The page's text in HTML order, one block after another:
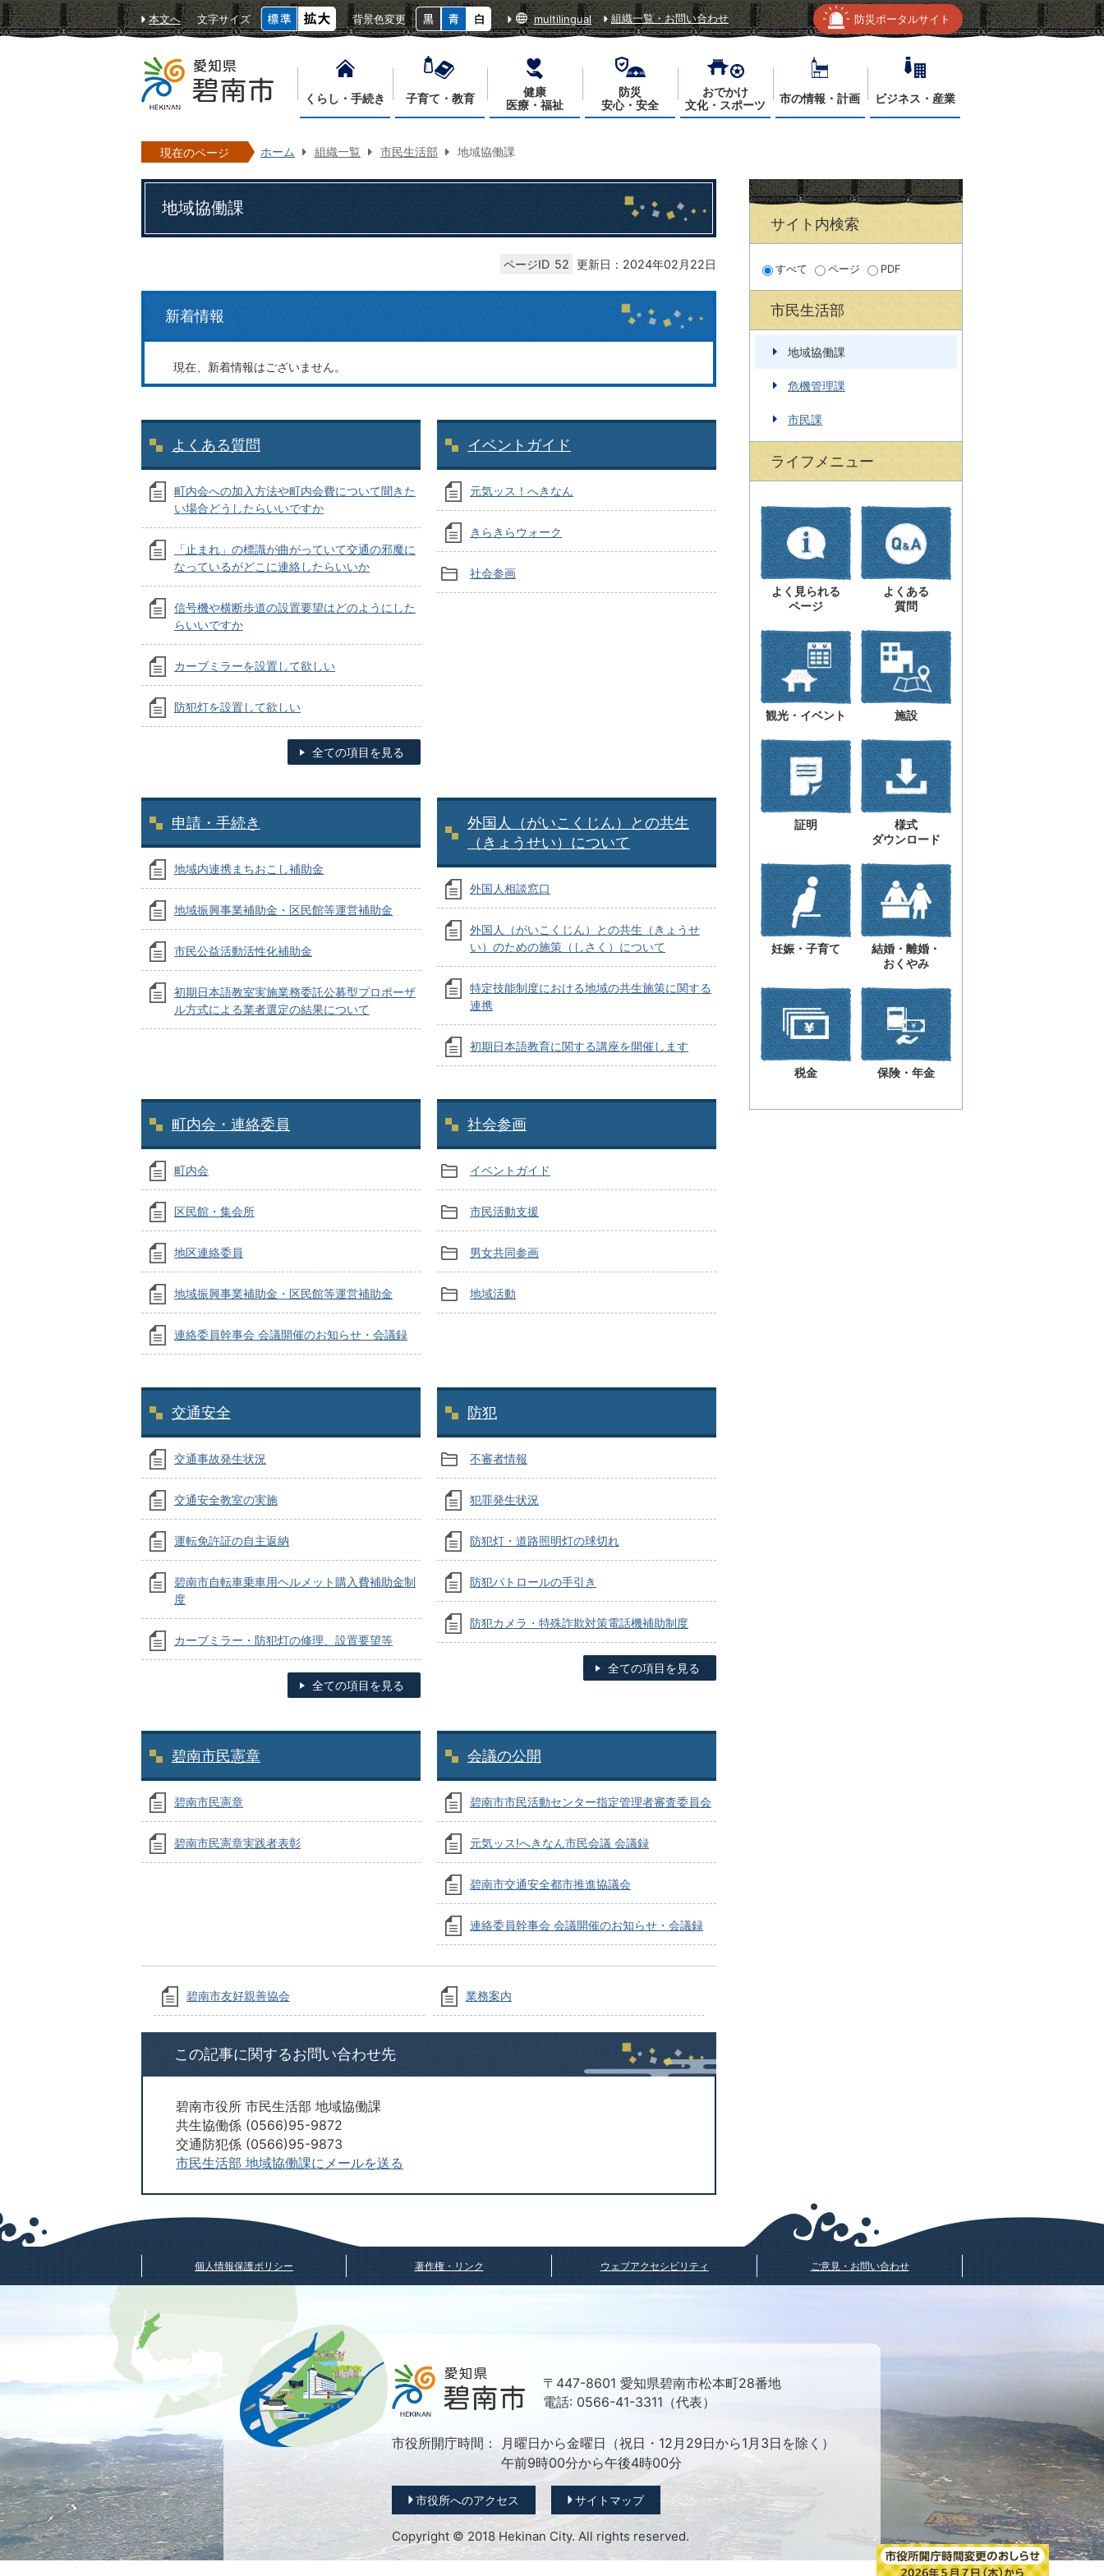
本文へ 文字サイズ 背景色変更 multilingual 組織一覧・お問い合わせ 防災ポータルサイト
くらし・手続き 子育て・教育
健康
医療・福祉
防災
安心・安全
おでかけ
文化・スポーツ
市の情報・計画 ビジネス・産業
現在のページ ホーム 組織一覧 市民生活部 地域協働課
地域協働課
ページID 52 更新日：2024年02月22日
新着情報
現在、新着情報はございません。
よくある質問
町内会への加入方法や町内会費について聞きた
い場合どうしたらいいですか
「止まれ」の標識が曲がっていて交通の邪魔に
なっているがどこに連絡したらいいか
信号機や横断歩道の設置要望はどのようにした
らいいですか
カーブミラーを設置して欲しい
防犯灯を設置して欲しい
全ての項目を見る
イベントガイド
元気ッス！へきなん
きらきらウォーク
社会参画
申請・手続き
地域内連携まちおこし補助金
地域振興事業補助金・区民館等運営補助金
市民公益活動活性化補助金
初期日本語教室実施業務委託公募型プロポーザ
ル方式による業者選定の結果について
外国人（がいこくじん）との共生
（きょうせい）について
外国人相談窓口
外国人（がいこくじん）との共生（きょうせ
い）のための施策（しさく）について
特定技能制度における地域の共生施策に関する
連携
初期日本語教育に関する講座を開催します
町内会・連絡委員
町内会
区民館・集会所
地区連絡委員
地域振興事業補助金・区民館等運営補助金
連絡委員幹事会 会議開催のお知らせ・会議録
社会参画
イベントガイド
市民活動支援
男女共同参画
地域活動
交通安全
交通事故発生状況
交通安全教室の実施
運転免許証の自主返納
碧南市自転車乗車用ヘルメット購入費補助金制
度
カーブミラー・防犯灯の修理、設置要望等
全ての項目を見る
防犯
不審者情報
犯罪発生状況
防犯灯・道路照明灯の球切れ
防犯パトロールの手引き
防犯カメラ・特殊詐欺対策電話機補助制度
全ての項目を見る
碧南市民憲章
碧南市民憲章
碧南市民憲章実践者表彰
会議の公開
碧南市市民活動センター指定管理者審査委員会
元気ッス!へきなん市民会議 会議録
碧南市交通安全都市推進協議会
連絡委員幹事会 会議開催のお知らせ・会議録
碧南市友好親善協会 業務案内
この記事に関するお問い合わせ先
碧南市役所 市民生活部 地域協働課
共生協働係 (0566)95-9872
交通防犯係 (0566)95-9873
市民生活部 地域協働課にメールを送る
サイト内検索
すべて ページ PDF
市民生活部
地域協働課
危機管理課
市民課
ライフメニュー
よく見られる
ページ
よくある
質問
観光・イベント 施設
証明
様式
ダウンロード
妊娠・子育て
結婚・離婚・
おくやみ
税金 保険・年金
個人情報保護ポリシー 著作権・リンク ウェブアクセシビリティ ご意見・お問い合わせ
〒447-8601 愛知県碧南市松本町28番地
電話: 0566-41-3311（代表）
市役所開庁時間：
月曜日から金曜日（祝日・12月29日から1月3日を除く）
午前9時00分から午後4時00分
市役所へのアクセス サイトマップ
Copyright © 2018 Hekinan City. All rights reserved.